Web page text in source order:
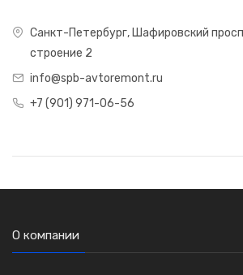
Санкт-Петербург, Шафировский
строение 2
info@spb-avtoremont.ru
+7 (901) 971-06-56
О компании